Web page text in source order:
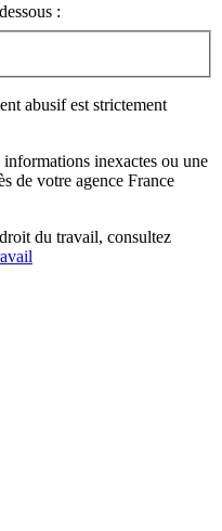
:
abusif est strictement
informations inexactes ou une
de votre agence France
droit du travail, consultez